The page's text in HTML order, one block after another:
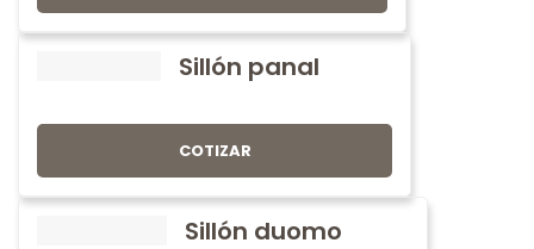
Sillón panal
COTIZAR
Sillón duomo